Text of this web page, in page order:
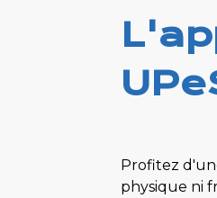
Profitez
physique ni